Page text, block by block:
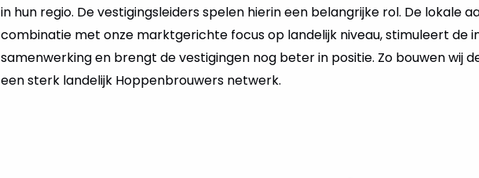
in hun regio. De vestigingsleiders spelen hierin een belangrijke rol. De lokale
combinatie met onze marktgerichte focus op landelijk niveau, stimuleert de
samenwerking en brengt de vestigingen nog beter in positie. Zo bouwen wij
een sterk landelijk Hoppenbrouwers netwerk.